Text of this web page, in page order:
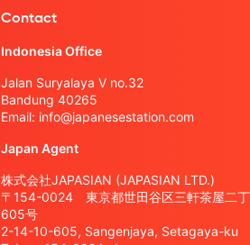
Contact
Indonesia Office
Jalan Suryalaya V no.32
Bandung 40265
Email: info@japanesestation.com
Japan Agent
株式会社JAPASIAN (JAPASIAN LTD.)
〒154-0024 東京都世田谷区三軒茶屋二
605号
2-14-10-605, Sangenjaya, Setagaya-ku